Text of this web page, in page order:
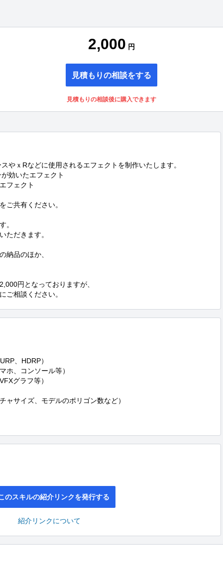
2,000 円
見積もりの相談をする
見積もりの相談後に購入できます
やｘRなどに使用されるエフェクトを制作いたします。
効いたエフェクト
フェクト
ご共有ください。
。
ただきます。
納品のほか、
円となっておりますが、
ご相談ください。
、HDRP）
ホ、コンソール等）
グラフ等）
サイズ、モデルのポリゴン数など）
のスキルの紹介リンクを発行する
紹介リンクについて